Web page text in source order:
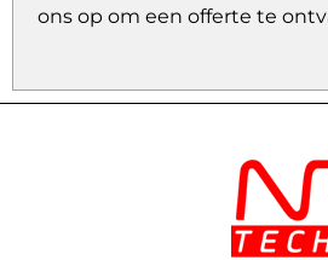
ons op om een offerte te